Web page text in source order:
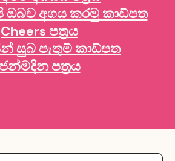
ඔබව අගය කරමු කාඩ්පත
Cheers පත්‍රය
සුබ පැතුම් කාඩ්පත
ජන්මදින පත්‍රය